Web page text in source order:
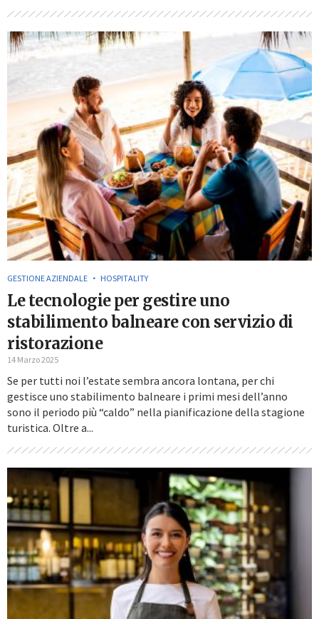
GESTIONE AZIENDALE HOSPITALITY
Le tecnologie per gestire uno
stabilimento balneare con servizio di
ristorazione
14 Marzo 2025
Se per tutti noi l’estate sembra ancora lontana, per chi
gestisce uno stabilimento balneare i primi mesi dell’anno
sono il periodo più “caldo” nella pianificazione della stagione
turistica. Oltre a...